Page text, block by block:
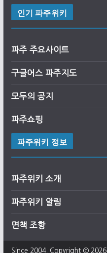
인기 파주위키
파주 주요사이트
구글어스 파주지도
모두의 공지
파주쇼핑
파주위키 정보
파주위키 소개
파주위키 알림
면책 조항
Since 2004. Copyright © 2026